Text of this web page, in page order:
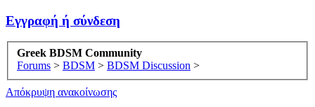
Εγγραφή ή σύνδεση
Greek BDSM Community
Forums > BDSM > BDSM Discussion >
Απόκρυψη ανακοίνωσης